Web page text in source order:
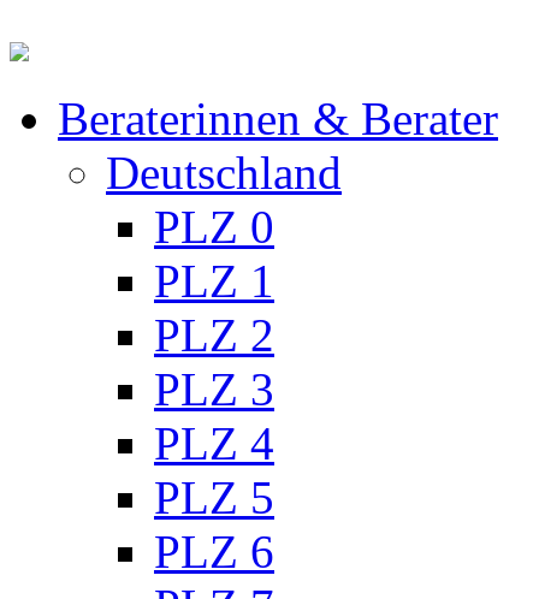
Beraterinnen & Berater
Deutschland
PLZ 0
PLZ 1
PLZ 2
PLZ 3
PLZ 4
PLZ 5
PLZ 6